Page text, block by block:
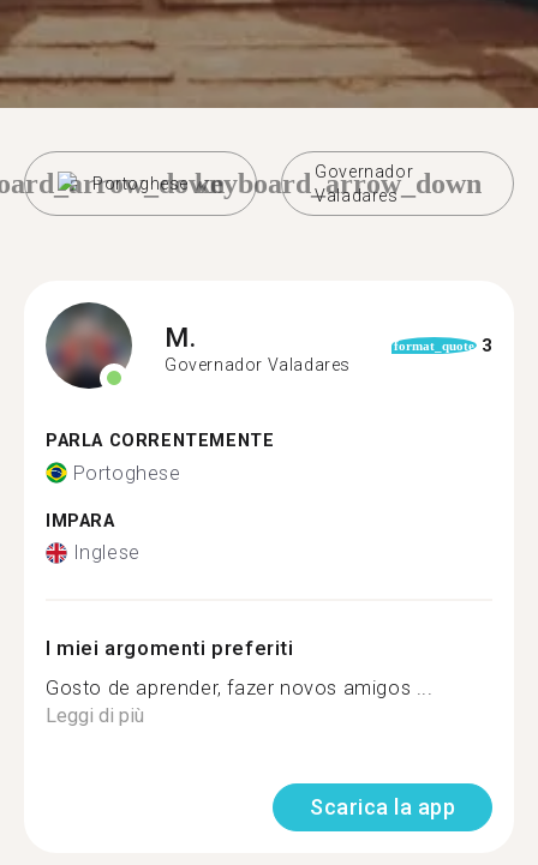
Portoghese
Governador
Valadares
keyboard_arrow_down
M.
Governador Valadares
format_quote 3
PARLA CORRENTEMENTE
Portoghese
IMPARA
Inglese
I miei argomenti preferiti
Gosto de aprender, fazer novos amigos ...
Leggi di più
Scarica la app